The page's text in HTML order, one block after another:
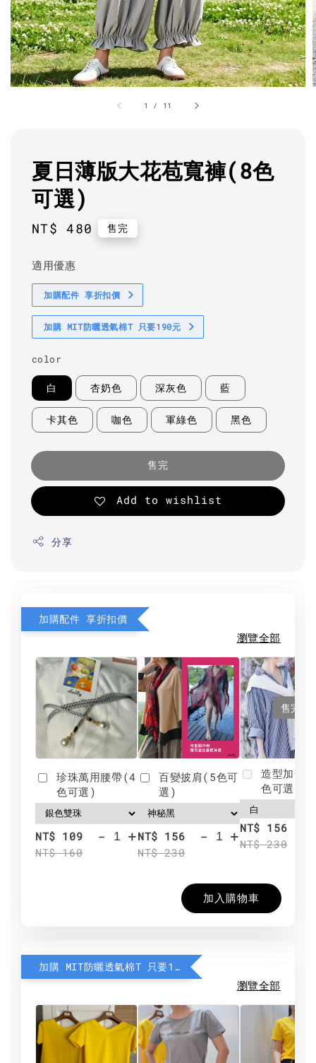
1 / 11
夏日薄版大花苞寬褲(8色
可選)
Regular
NT$ 480 售完
適用優惠
加購配件 享折扣價
加購 MIT防曬透氣棉T 只要190元
color
白 杏奶色 深灰色 藍
卡其色 咖色 軍綠色 黑色
售完
Add to wishlist
分享
加購配件 享折扣價
瀏覽全部
珍珠萬用腰帶(4
色可選)
NT$ 109
NT$ 160
- +
百變披肩(5色可
選)
NT$ 156
NT$ 230
- +
售完
造型加分
色可選)
NT$ 156
NT$ 230
加入購物車
加購 MIT防曬透氣棉T 只要190元
瀏覽全部